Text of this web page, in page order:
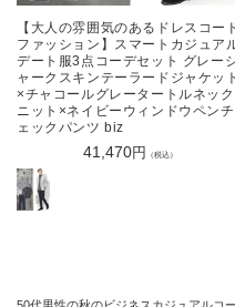
【大人の雰囲気のあるドレスコー
ファッション】スマートカジュア
デート服3点コーデセット グレー
ャークスキンテーラードジャケット
×チャコールグレータートルネック
ニット×ネイビーウィンドウペンチ
ェックパンツ biz
通
41,470円 （税込）
50代男性の秋のビジネスカジュアルコ